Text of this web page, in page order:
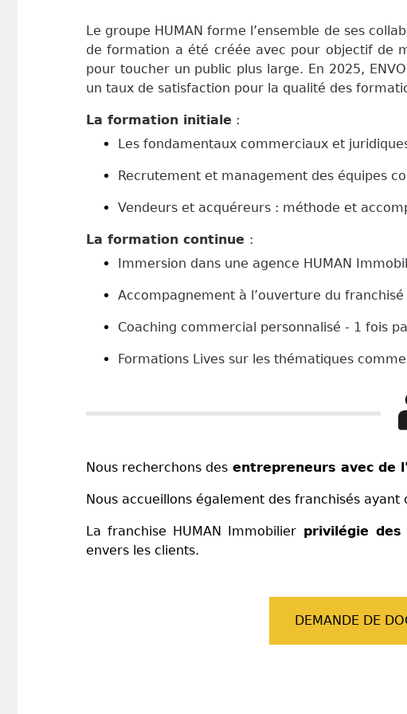
Le groupe HUMAN forme l’ensemble de ses
de formation a été créée avec pour objectif de
pour toucher un public plus large. En 2025,
un taux de satisfaction pour la qualité des
La formation initiale :
Les fondamentaux commerciaux et
Recrutement et management des équipes
Vendeurs et acquéreurs : méthode et
La formation continue :
Immersion dans une agence HUMAN
Accompagnement à l’ouverture du
Coaching commercial personnalisé - 1 fois
Formations Lives sur les thématiques
Nous recherchons des entrepreneurs avec de l'
Nous accueillons également des franchisés
La franchise HUMAN Immobilierprivilégie des
envers les clients.
DEMANDE DE